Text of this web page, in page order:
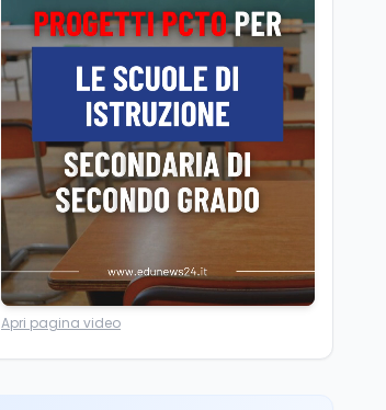
settembre tra legge
elettorale e Rai. La
premier Meloni attesa a
Bari il 4 settembre per
celebrare il governo più
longevo dell’Italia
repubblicana
Cultura7 ago
Ravenna, il settembre
dantesco nel 705°
anniversario della morte
del Sommo Poeta
Cultura7 ago
Franca Ghitti a Santa
dei Palcoscenici
Scuola
Apri pagina video